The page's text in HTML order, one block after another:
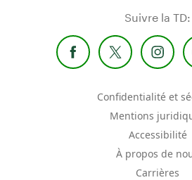
Suivre la TD:
Confidentialité et
Mentions
Accessibilité
À propos de
Carrières